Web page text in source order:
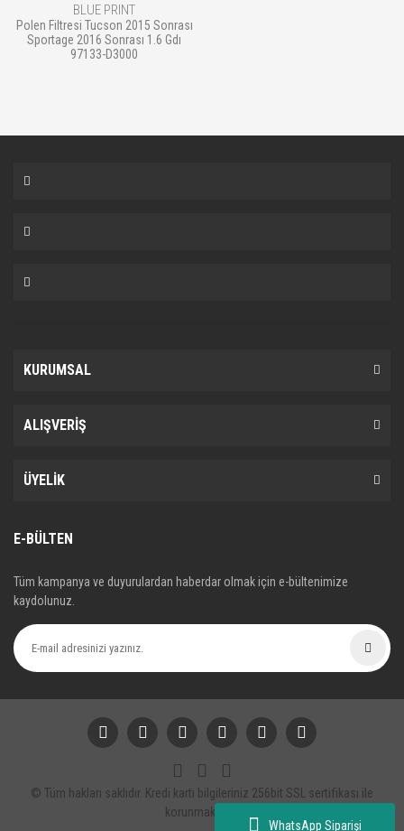
WhatsApp Siparişi
BLUE PRINT
Polen Filtresi Tucson 2015 Sonrası
Sportage 2016 Sonrası 1.6 Gdı
97133-D3000
KURUMSAL
ALIŞVERİŞ
ÜYELİK
E-BÜLTEN
Tüm kampanya ve duyurulardan haberdar olmak için e-bültenimize
kaydolunuz.
© Tüm hakları saklıdır. Kredi kartı bilgileriniz 256bit SSL sertifikası ile
korunmaktadır.